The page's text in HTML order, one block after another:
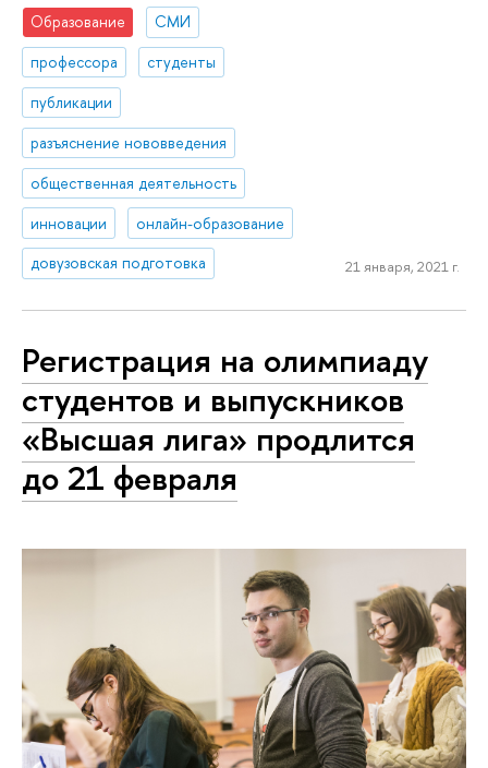
Образование
СМИ
профессора
студенты
публикации
разъяснение нововведения
общественная деятельность
инновации
онлайн-образование
довузовская подготовка
21 января, 2021 г.
Регистрация на олимпиаду
студентов и выпускников
«Высшая лига» продлится
до 21 февраля